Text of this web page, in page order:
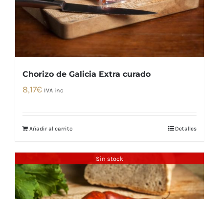
Chorizo de Galicia Extra curado
8,17€ IVA inc
Añadir al carrito Detalles
Sin stock